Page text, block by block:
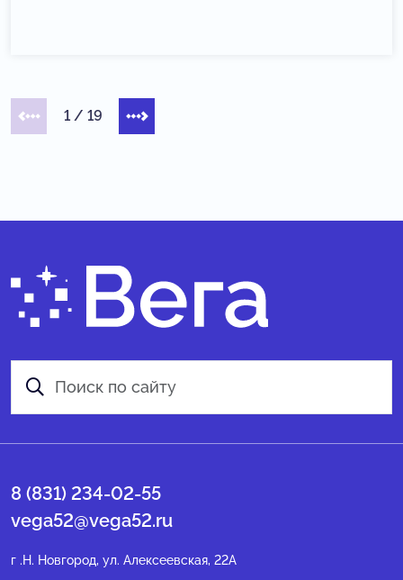
1/ 19
8 (831) 234-02-55
vega52@vega52.ru
г .Н. Новгород, ул. Алексеевская, 22А